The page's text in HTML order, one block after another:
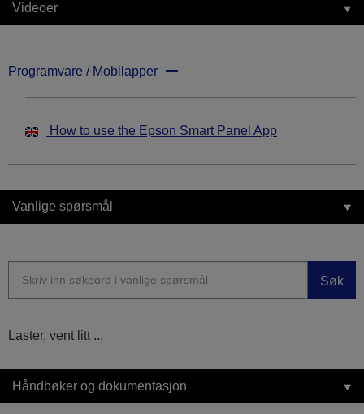
Videoer
Programvare / Mobilapper
How to use the Epson Smart Panel App
Vanlige spørsmål
Søk
Laster, vent litt ...
Håndbøker og dokumentasjon